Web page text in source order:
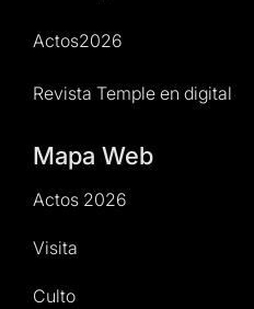
Actos2026
Revista Temple en digital
Mapa Web
Actos 2026
Visita
Culto